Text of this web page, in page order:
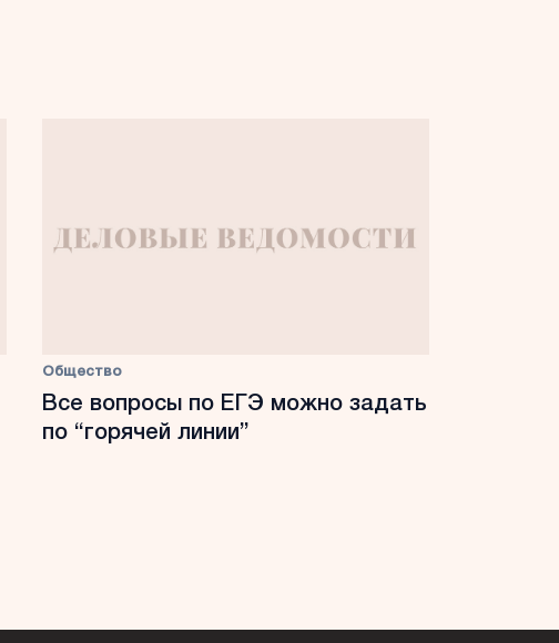
Общество
Все вопросы по ЕГЭ можно задать
по “горячей линии”